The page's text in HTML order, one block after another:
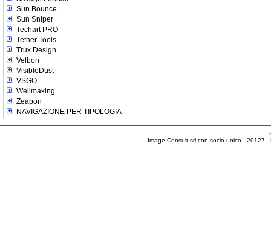
Sun Bounce
Sun Sniper
Techart PRO
Tether Tools
Trux Design
Velbon
VisibleDust
VSGO
Wellmaking
Zeapon
NAVIGAZIONE PER TIPOLOGIA
Image Consult srl con socio unico - 20127